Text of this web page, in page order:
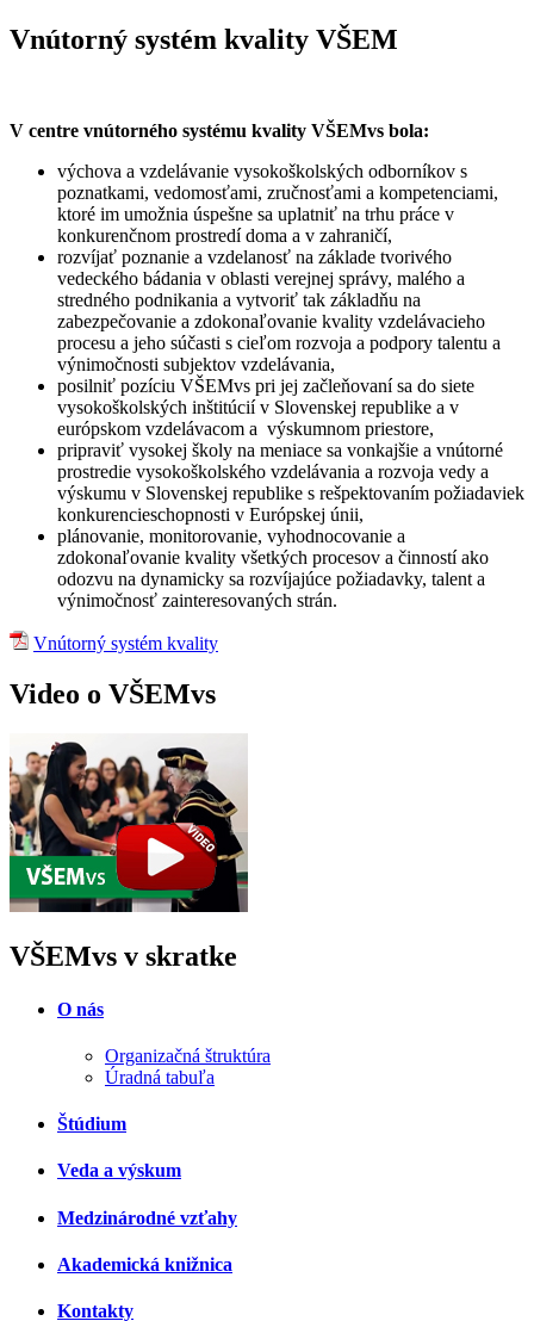
Vnútorný systém kvality VŠEM
V centre vnútorného systému kvality VŠEMvs bola:
výchova a vzdelávanie vysokoškolských odborníkov s
poznatkami, vedomosťami, zručnosťami a kompetenciami,
ktoré im umožnia úspešne sa uplatniť na trhu práce v
konkurenčnom prostredí doma a v zahraničí,
rozvíjať poznanie a vzdelanosť na základe tvorivého
vedeckého bádania v oblasti verejnej správy, malého a
stredného podnikania a vytvoriť tak základňu na
zabezpečovanie a zdokonaľovanie kvality vzdelávacieho
procesu a jeho súčasti s cieľom rozvoja a podpory talentu a
výnimočnosti subjektov vzdelávania,
posilniť pozíciu VŠEMvs pri jej začleňovaní sa do siete
vysokoškolských inštitúcií v Slovenskej republike a v
európskom vzdelávacom a výskumnom priestore,
pripraviť vysokej školy na meniace sa vonkajšie a vnútorné
prostredie vysokoškolského vzdelávania a rozvoja vedy a
výskumu v Slovenskej republike s rešpektovaním požiadaviek
konkurencieschopnosti v Európskej únii,
plánovanie, monitorovanie, vyhodnocovanie a
zdokonaľovanie kvality všetkých procesov a činností ako
odozvu na dynamicky sa rozvíjajúce požiadavky, talent a
výnimočnosť zainteresovaných strán.
Vnútorný systém kvality
Video o VŠEMvs
VŠEMvs v skratke
O nás
Organizačná štruktúra
Úradná tabuľa
Štúdium
Veda a výskum
Medzinárodné vzťahy
Akademická knižnica
Kontakty